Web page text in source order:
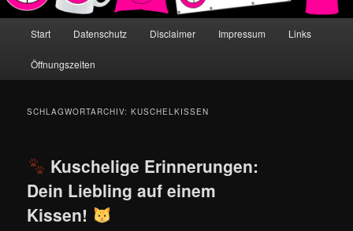
Start Datenschutz Disclaimer Impressum Links
Öffnungszeiten
SCHLAGWORTARCHIV:KUSCHELKISSEN
Kuschelige Erinnerungen:
Dein Liebling auf einem
Kissen!